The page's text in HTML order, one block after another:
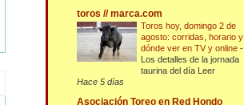
toros // marca.com
Toros hoy, domingo 2 de
agosto: corridas, horario y
dónde ver en TV y online-
Los detalles de la jornada
taurina del día Leer
Hace 5 días
Asociación Toreo en Red Hondo